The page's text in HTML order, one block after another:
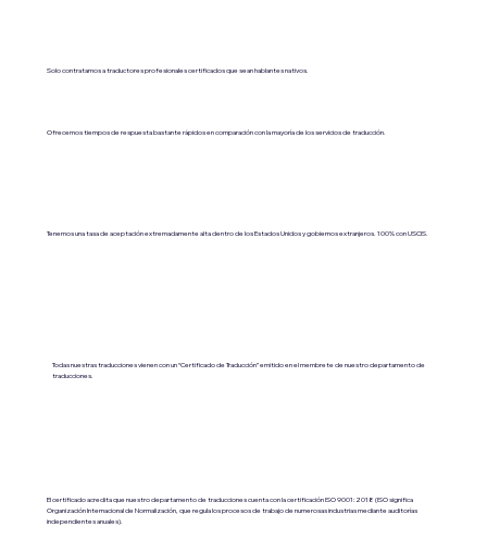
Solo contratamos a traductores profesionales certificados que sean hablantes nativos.
Ofrecemos tiempos de respuesta bastante rápidos en comparación con la mayoría de los servicios de traducción.
Tenemos una tasa de aceptación extremadamente alta dentro de los Estados Unidos y gobiernos extranjeros. 100% con USCIS.
Todas nuestras traducciones vienen con un “Certificado de Traducción” emitido en el membrete de nuestro departamento de
traducciones.
El certificado acredita que nuestro departamento de traducciones cuenta con la certificación ISO 9001:2018 (ISO significa
Organización Internacional de Normalización, que regula los procesos de trabajo de numerosas industrias mediante auditorías
independientes anuales).